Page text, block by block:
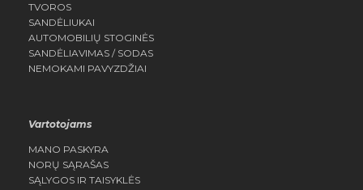
TVOROS
SANDĖLIUKAI
AUTOMOBILIŲ STOGINĖS
SANDĖLIAVIMAS / SODAS
NEMOKAMI PAVYZDŽIAI
Vartotojams
MANO PASKYRA
NORŲ SĄRAŠAS
SĄLYGOS IR TAISYKLĖS